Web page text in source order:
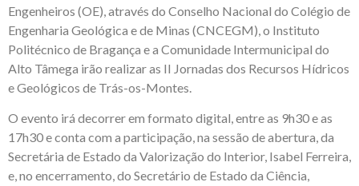
Engenheiros (OE), através do Conselho Nacional do Colégio de
Engenharia Geológica e de Minas (CNCEGM), o Instituto
Politécnico de Bragança e a Comunidade Intermunicipal do
Alto Tâmega irão realizar as II Jornadas dos Recursos Hídricos
e Geológicos de Trás-os-Montes.
O evento irá decorrer em formato digital, entre as 9h30 e as
17h30 e conta com a participação, na sessão de abertura, da
Secretária de Estado da Valorização do Interior, Isabel Ferreira,
e, no encerramento, do Secretário de Estado da Ciência,